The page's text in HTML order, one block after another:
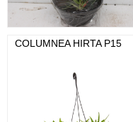
COLUMNEA HIRTA P15